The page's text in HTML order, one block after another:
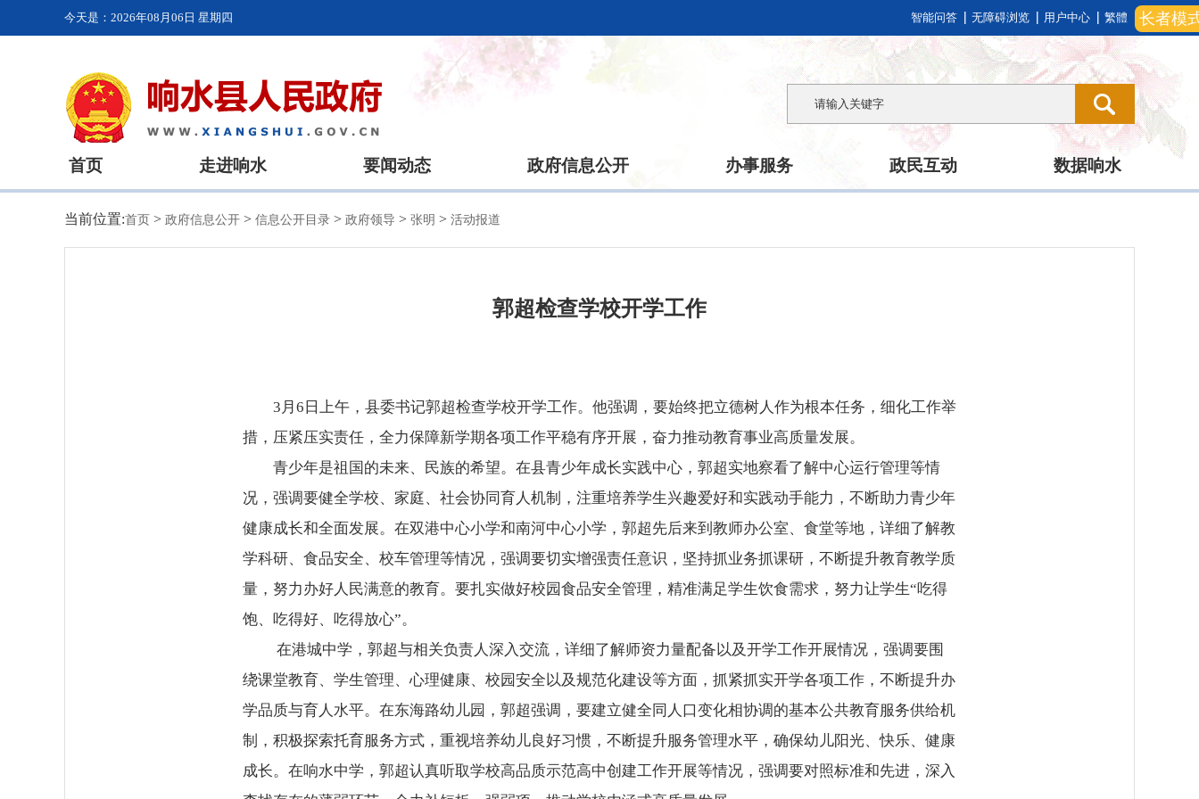
长者模
今天是： 2026年08月06日 星期四 智能问答 无障碍浏览 用户中心 繁體
首页 走进响水 要闻动态 政府信息公开 办事服务 政民互动 数据响水
当前位置:首页 > 政府信息公开 > 信息公开目录 > 政府领导 > 张明 > 活动报道
郭超检查学校开学工作
3月6日上午，县委书记郭超检查学校开学工作。他强调，要始终把立德树人作为根本任务，细化工作举
措，压紧压实责任，全力保障新学期各项工作平稳有序开展，奋力推动教育事业高质量发展。
青少年是祖国的未来、民族的希望。在县青少年成长实践中心，郭超实地察看了解中心运行管理等情
况，强调要健全学校、家庭、社会协同育人机制，注重培养学生兴趣爱好和实践动手能力，不断助力青少年
健康成长和全面发展。在双港中心小学和南河中心小学，郭超先后来到教师办公室、食堂等地，详细了解教
学科研、食品安全、校车管理等情况，强调要切实增强责任意识，坚持抓业务抓课研，不断提升教育教学质
量，努力办好人民满意的教育。要扎实做好校园食品安全管理，精准满足学生饮食需求，努力让学生“吃得
饱、吃得好、吃得放心”。
在港城中学，郭超与相关负责人深入交流，详细了解师资力量配备以及开学工作开展情况，强调要围
绕课堂教育、学生管理、心理健康、校园安全以及规范化建设等方面，抓紧抓实开学各项工作，不断提升办
学品质与育人水平。在东海路幼儿园，郭超强调，要建立健全同人口变化相协调的基本公共教育服务供给机
制，积极探索托育服务方式，重视培养幼儿良好习惯，不断提升服务管理水平，确保幼儿阳光、快乐、健康
成长。在响水中学，郭超认真听取学校高品质示范高中创建工作开展等情况，强调要对照标准和先进，深入